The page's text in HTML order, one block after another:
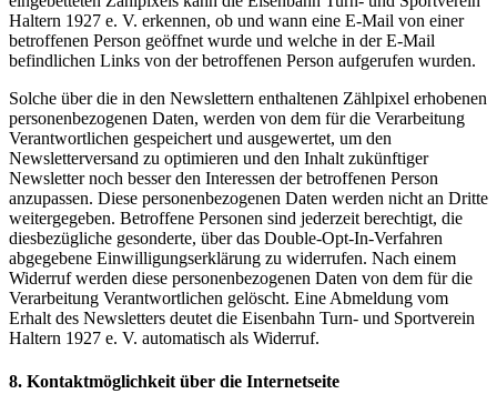
Haltern 1927 e. V. erkennen, ob und wann eine E-Mail von einer
betroffenen Person geöffnet wurde und welche in der E-Mail
befindlichen Links von der betroffenen Person aufgerufen wurden.
Solche über die in den Newslettern enthaltenen Zählpixel erhobenen
personenbezogenen Daten, werden von dem für die Verarbeitung
Verantwortlichen gespeichert und ausgewertet, um den
Newsletterversand zu optimieren und den Inhalt zukünftiger
Newsletter noch besser den Interessen der betroffenen Person
anzupassen. Diese personenbezogenen Daten werden nicht an Dritte
weitergegeben. Betroffene Personen sind jederzeit berechtigt, die
diesbezügliche gesonderte, über das Double-Opt-In-Verfahren
abgegebene Einwilligungserklärung zu widerrufen. Nach einem
Widerruf werden diese personenbezogenen Daten von dem für die
Verarbeitung Verantwortlichen gelöscht. Eine Abmeldung vom
Erhalt des Newsletters deutet die Eisenbahn Turn- und Sportverein
Haltern 1927 e. V. automatisch als Widerruf.
8. Kontaktmöglichkeit über die Internetseite